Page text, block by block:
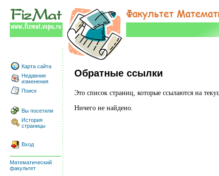
Карта сайта
Недавние
изменения
Поиск
Вы посетили
История
страницы
Вход
Математический
факультет
Обратные ссылки
Это список страниц, которые ссылаются на
Ничего не найдено.